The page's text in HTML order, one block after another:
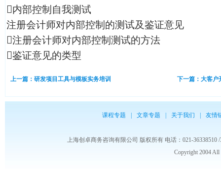
内部控制自我测试
注册会计师对内部控制的测试及鉴证意见
注册会计师对内部控制测试的方法
鉴证意见的类型
上一篇：研发项目工具与模板实务培训 下一篇：大客户
课程专题 文章专题 关于我们 友情
上海创卓商务咨询有限公司 版权所有 电话：021-36338510 /
Copyright 2004 All